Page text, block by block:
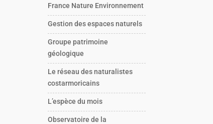
France Nature Environnement
Gestion des espaces naturels
Groupe patrimoine
géologique
Le réseau des naturalistes
costarmoricains
L’espèce du mois
Observatoire de la